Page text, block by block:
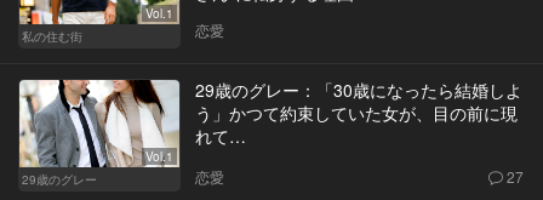
Vol.1
私の住む街
恋愛
Vol.1
29歳のグレー
29歳のグレー：「30歳になったら結婚しよ
う」かつて約束していた女が、目の前に現
れて…
恋愛 27